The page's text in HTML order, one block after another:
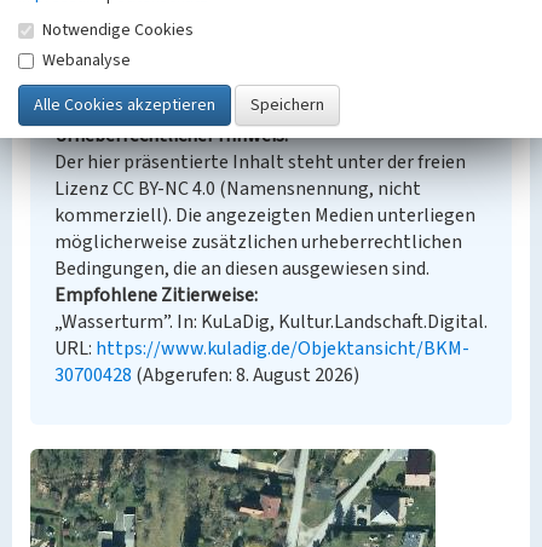
Empfohlene Zitierweise
Urheberrechtlicher Hinweis
Der hier präsentierte Inhalt steht unter der freien
Lizenz CC BY-NC 4.0 (Namensnennung, nicht
kommerziell). Die angezeigten Medien unterliegen
möglicherweise zusätzlichen urheberrechtlichen
Bedingungen, die an diesen ausgewiesen sind.
Empfohlene Zitierweise
„Wasserturm”. In: KuLaDig, Kultur.Landschaft.Digital.
URL: https://www.kuladig.de/Objektansicht/BKM-
30700428 (Abgerufen: 8. August 2026)
Notwendige Cookies
Webanalyse